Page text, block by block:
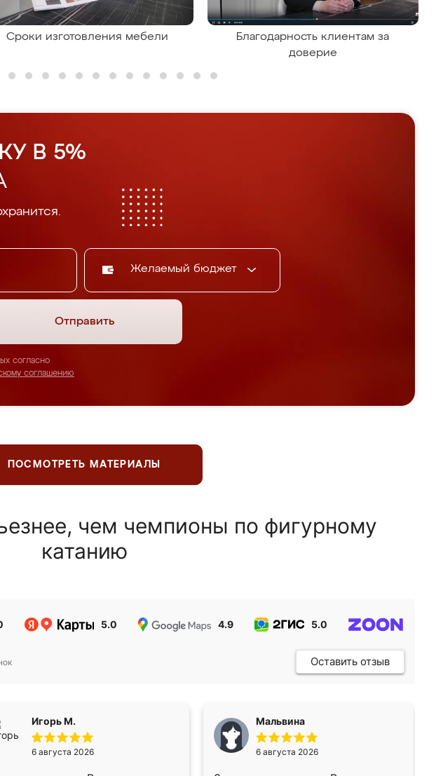
Сроки изготовления мебели
Благодарность клиентам за
доверие
В 5%
Желаемый бюджет
Отправить
согласно
соглашению
ПОСМОТРЕТЬ МАТЕРИАЛЫ
чем чемпионы по фигурному
катанию
5.0 4.9 5.0
Оставить отзыв
Игорь М.
6 августа 2026
Мальвина
6 августа 2026